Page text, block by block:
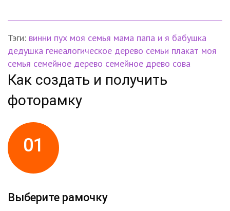
Тэги: винни пух моя семья мама папа и я бабушка
дедушка генеалогическое дерево семьи плакат моя
семья семейное дерево семейное древо сова
Как создать и получить
фоторамку
01
Выберите рамочку